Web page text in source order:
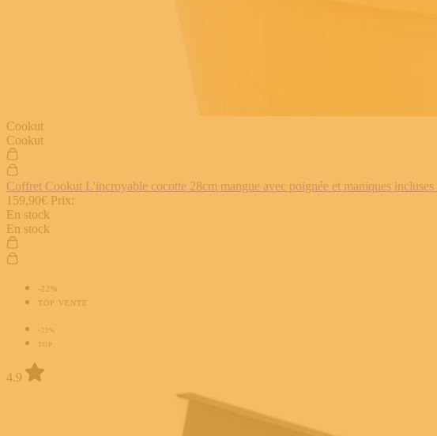
Cookut
Cookut
Coffret Cookut L'incroyable cocotte 28cm mangue avec poignée et maniques
159,90€ Prix:
En stock
En stock
-22%
TOP VENTE
-22%
TOP
4.9